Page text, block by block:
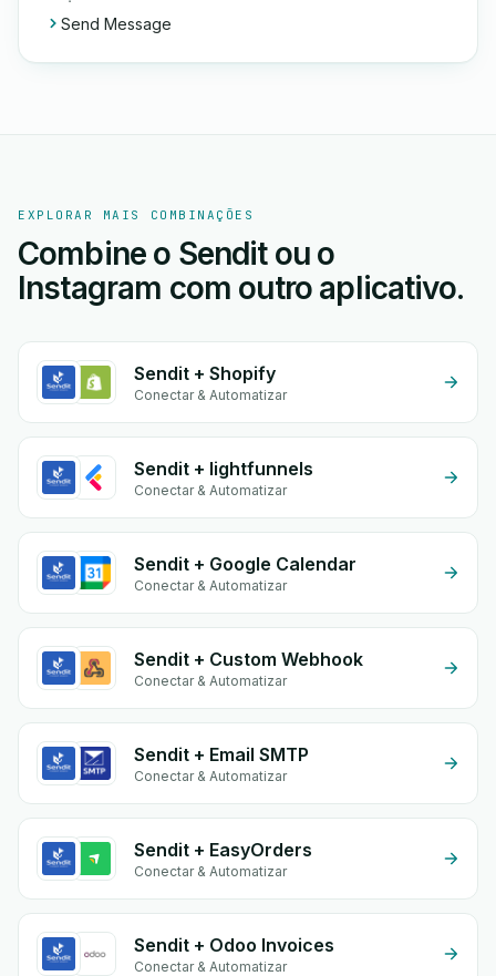
Send Message
EXPLORAR MAIS COMBINAÇÕES
Combine o Sendit ou o
Instagram com outro aplicativo.
Sendit + Shopify
Conectar & Automatizar
Sendit + lightfunnels
Conectar & Automatizar
Sendit + Google Calendar
Conectar & Automatizar
Sendit + Custom Webhook
Conectar & Automatizar
Sendit + Email SMTP
Conectar & Automatizar
Sendit + EasyOrders
Conectar & Automatizar
Sendit + Odoo Invoices
Conectar & Automatizar